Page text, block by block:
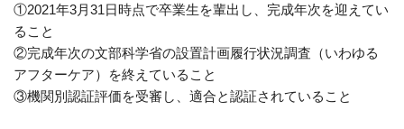
①2021年3月31日時点で卒業生を輩出し、完成年次を迎えてい
ること
②完成年次の文部科学省の設置計画履行状況調査（いわゆる
アフターケア）を終えていること
③機関別認証評価を受審し、適合と認証されていること